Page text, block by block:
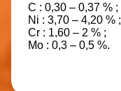
C : 0,30 – 0,37 % ;
Ni : 3,70 – 4,20 % ;
Cr : 1,60 – 2 % ;
Mo : 0,3 – 0,5 %.